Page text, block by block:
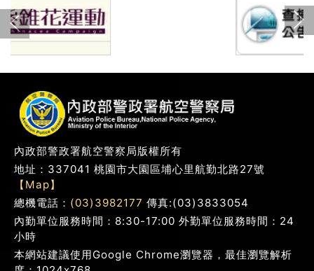
上一張(Previous) 下一張
內政部警政署航空警察局版權所有
地址：337041 桃園市大園區埔心里航勤北路27號
【Map】
總機電話： (03)3982177 傳真:(03)3833054
內勤單位服務時間：8:30-17:00 外勤單位服務時間：24
小時
本網站建議使用Google Chrome瀏覽器，最佳瀏覽解析